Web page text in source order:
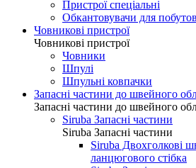
Пристрої спеціальні
Обкантовувачи для
Човникові пристрої
Човникові пристрої
Човники
Шпулі
Шпульні ковпачки
Запасні частини до швейного
Запасні частини до швейного
Siruba Запасні частини
Siruba Запасні частини
Siruba Двохголкові
ланцюгового стібка